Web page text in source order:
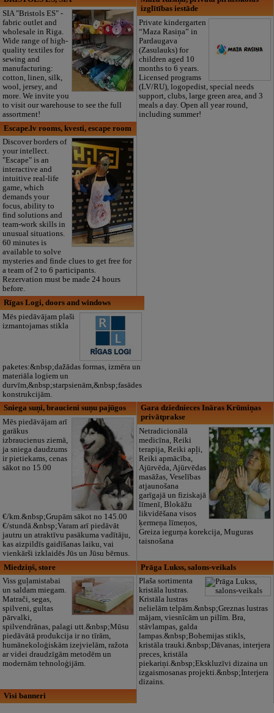
SIA "Bristols ES" -
fabric outlet and
wholesale in Riga.
Wide range of high-
quality textiles for
sewing and
manufacturing:
cotton, linen, silk,
wool, jersey, and
more. We invite you
to visit our warehouse to see the full
assortment!
izglītības iestāde
Private kindergarten
“Maza Rasiņa” in
Pardaugava
(Zasulauks) for
children aged 10
months to 6 years.
Licensed programs
(LV/RU), logopedist, special needs
support, clubs, large green area, and 3
meals a day. Open all year round,
including summer!
Escape.lv rooms, kvesti, escape room
Discover borders of
your intellect.
"Escape" is an
interactive and
intuitive real-life
game, which
demands your
focus, ability to
find solutions and
team-work skills in
unusual situations.
60 minutes is
available to solve
mysteries and finde clues to get free for
a team of 2 to 6 participants.
Rezervation must be made 24 hours
before.
Rīgas Logi, doors and windows
Mēs piedāvājam plaši
izmantojamas stikla
paketes:&nbsp;dažādas formas, izmēra un
materiāla logiem un
durvīm,&nbsp;starpsienām,&nbsp;fasādes
konstrukcijām.
Sniega suņi, braucieni suņu pajūgos
Mēs piedāvājam arī
garākus
izbraucienus ziemā,
ja sniega daudzums
ir pietiekams, cenas
sākot no 15.00
€/km.&nbsp;Grupām sākot no 145.00
€/stundā.&nbsp;Varam arī piedāvāt
jautru un atraktīvu pasākuma vadītāju,
kas aizpildīs gaidīšanas laiku, vai
vienkārši izklaidēs Jūs un Jūsu bērnus.
Gara dziednieces Ināras Krūmiņas
privātprakse
Netradicionālā
medicīna, Reiki
terapija, Reiki apļi,
Reiki apmācība,
Ajūrvēda, Ajūrvēdas
masāžas, Veselības
atjaunošana
garīgajā un fiziskajā
līmenī, Blokāžu
likvidēšana visos
ķermeņa līmeņos,
Greiza iegurņa korekcija, Muguras
taisnošana
Miedziņš, store
Viss guļamistabai
un saldam miegam.
Matrači, segas,
spilveni, gultas
pārvalki,
spilvendrānas, palagi utt.&nbsp;Mūsu
piedāvātā produkcija ir no tīrām,
humānekoloģiskām izejvielām, ražota
ar videi draudzīgām metodēm un
modernām tehnoloģijām.
Prāga Lukss, salons-veikals
Plaša sortimenta
kristāla lustras.
Kristāla lustras
nelielām telpām.&nbsp;Greznas lustras
mājam, viesnīcām un pilīm. Bra,
stāvlampas, galda
lampas.&nbsp;Bohemijas stikls,
kristāla trauki.&nbsp;Dāvanas, interjera
preces, kristāla
piekariņi.&nbsp;Ekskluzīvi dizaina un
izgaismosanas projekti.&nbsp;Interjera
dizains.
Visi banneri